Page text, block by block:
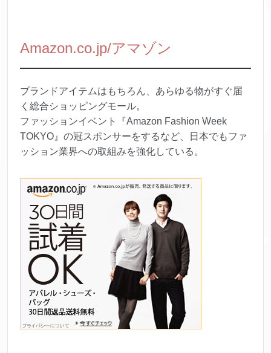
Amazon.co.jp/アマゾン
ブランドアイテムはもちろん、あらゆる物がすぐ届
く総合ショッピングモール。
ファッションイベント『Amazon Fashion Week
TOKYO』の冠スポンサーをするなど、日本でもファ
ッション業界への取組みを強化している。